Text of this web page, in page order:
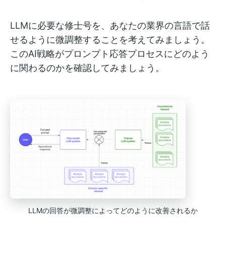
LLMに必要な修士号を、あなたの業界の言語で話
せるように微調整することを考えてみましょう。
このAI戦略がプロンプト応答プロセスにどのよう
に関わるのかを確認してみましょう。
LLMの回答が微調整によってどのように改善されるか